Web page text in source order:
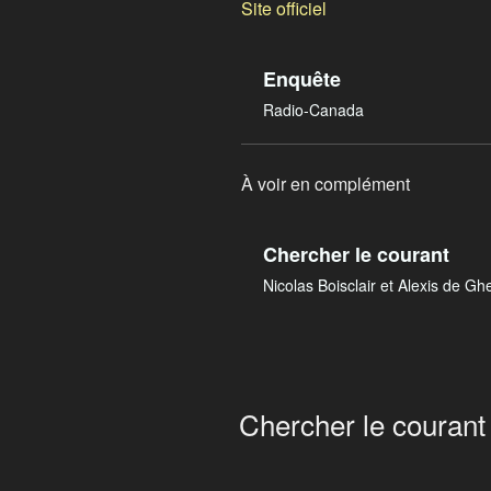
Site officiel
Enquête
Radio-Canada
À voir en complément
Chercher le courant
Nicolas Boisclair et Alexis de
Chercher le courant